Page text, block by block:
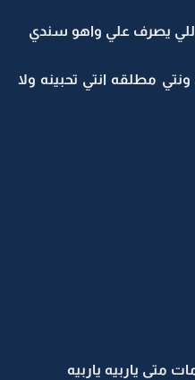
يصرف علي واهو سندي
مطلقه انتي تحبينه ولا
متى ياربيه ياربيه